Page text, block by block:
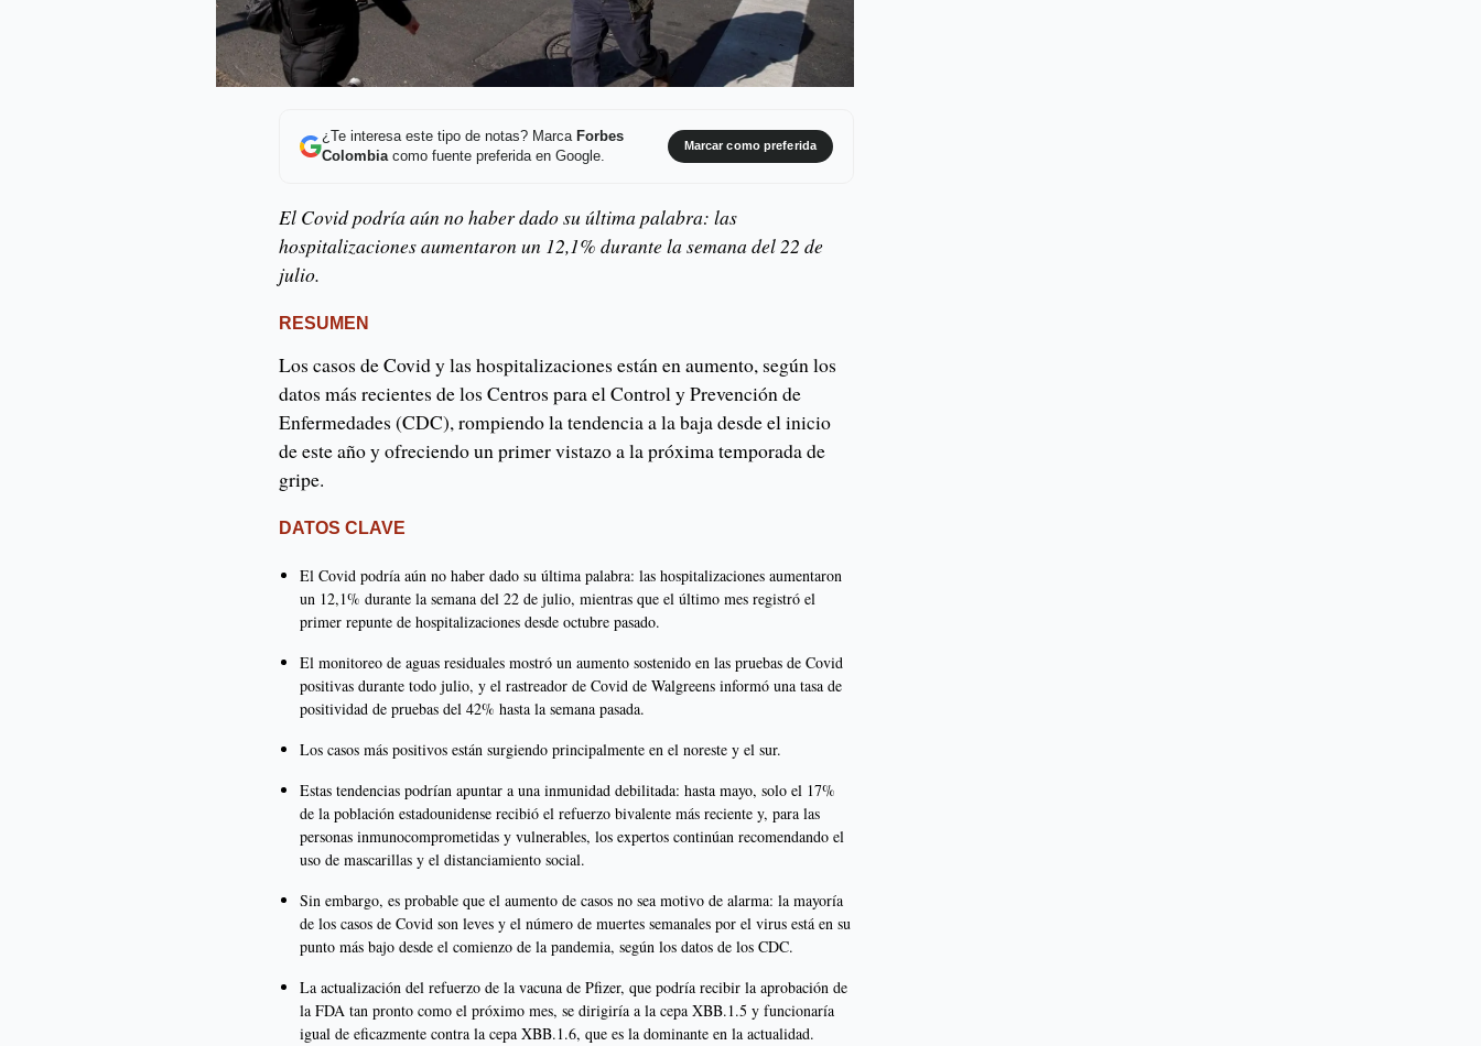
¿Te interesa este tipo de notas? Marca Forbes
Colombiacomo fuente preferida en Google.
Marcar como preferida
El Covid podría aún no haber dado su última palabra: las
hospitalizaciones aumentaron un 12,1% durante la semana del 22 de
julio.
RESUMEN
Los casos de Covid y las hospitalizaciones están en aumento, según los
datos más recientes de los Centros para el Control y Prevención de
Enfermedades (CDC), rompiendo la tendencia a la baja desde el inicio
de este año y ofreciendo un primer vistazo a la próxima temporada de
gripe.
DATOS CLAVE
El Covid podría aún no haber dado su última palabra: las hospitalizaciones aumentaron
un 12,1% durante la semana del 22 de julio, mientras que el último mes registró el
primer repunte de hospitalizaciones desde octubre pasado.
El monitoreo de aguas residuales mostró un aumento sostenido en las pruebas de Covid
positivas durante todo julio, y el rastreador de Covid de Walgreens informó una tasa de
positividad de pruebas del 42% hasta la semana pasada.
Los casos más positivos están surgiendo principalmente en el noreste y el sur.
Estas tendencias podrían apuntar a una inmunidad debilitada: hasta mayo, solo el 17%
de la población estadounidense recibió el refuerzo bivalente más reciente y, para las
personas inmunocomprometidas y vulnerables, los expertos continúan recomendando el
uso de mascarillas y el distanciamiento social.
Sin embargo, es probable que el aumento de casos no sea motivo de alarma: la mayoría
de los casos de Covid son leves y el número de muertes semanales por el virus está en su
punto más bajo desde el comienzo de la pandemia, según los datos de los CDC.
La actualización del refuerzo de la vacuna de Pfizer, que podría recibir la aprobación de
la FDA tan pronto como el próximo mes, se dirigiría a la cepa XBB.1.5 y funcionaría
igual de eficazmente contra la cepa XBB.1.6, que es la dominante en la actualidad.